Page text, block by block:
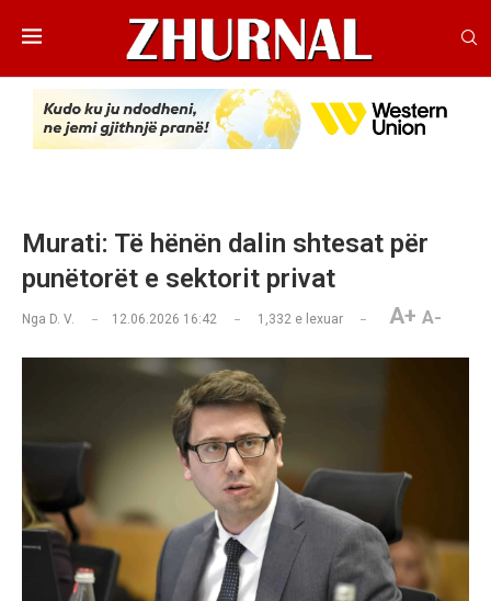
Murati: Të hënën dalin shtesat për
punëtorët e sektorit privat
Nga D. V. 12.06.2026 16:42 1,332 e lexuar A+ A-